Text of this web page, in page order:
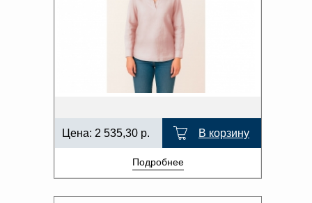
Цена: 2 535,30 р. В корзину
Подробнее